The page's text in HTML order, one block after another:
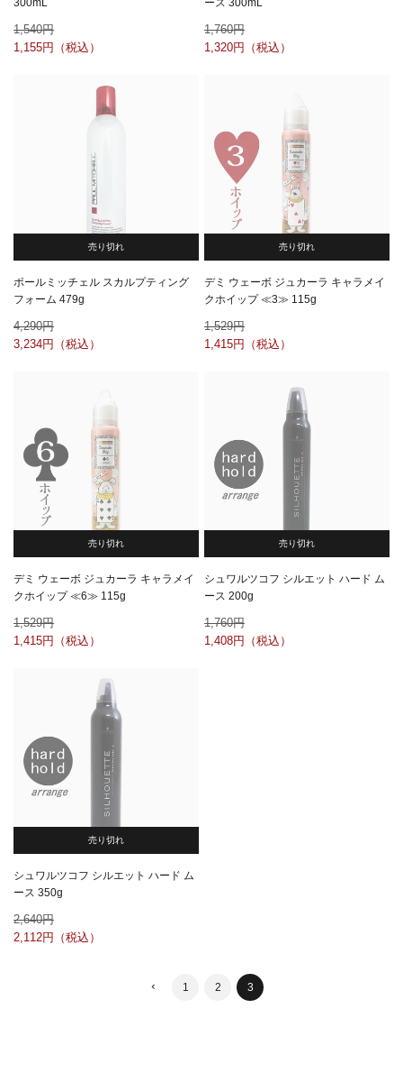
300mL
1,540
1,155
ース 300mL
1,760
1,320
売り切れ
ポールミッチェル スカルプティング
フォーム 479g
4,290
3,234
売り切れ
デミ ウェーボ ジュカーラ キャラメイ
クホイップ ≪3≫ 115g
1,529
1,415
売り切れ
デミ ウェーボ ジュカーラ キャラメイ
クホイップ ≪6≫ 115g
1,529
1,415
売り切れ
シュワルツコフ シルエット ハード ム
ース 200g
1,760
1,408
売り切れ
シュワルツコフ シルエット ハード ム
ース 350g
2,640
2,112
1 2 3